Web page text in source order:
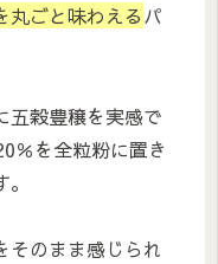
丸ごと味わえるパ
五穀豊穣を実感で
％を全粒粉に置き
そのまま感じられ